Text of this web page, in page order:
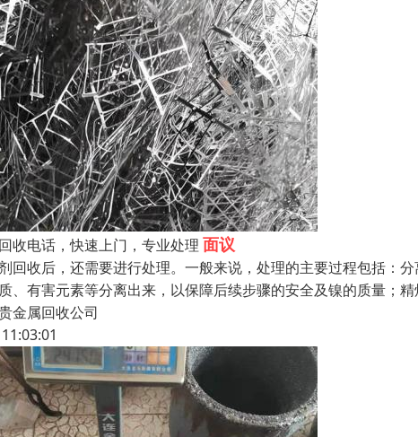
收电话，快速上门，专业处理 面议
回收后，还需要进行处理。一般来说，处理的主要过程包括：
、有害元素等分离出来，以保障后续步骤的安全及镍的质量；
金属回收公司